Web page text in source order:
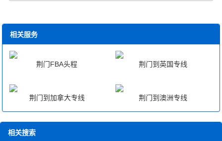
相关服务
荆门FBA头程 荆门到英国专线
荆门到加拿大专线 荆门到澳洲专线
相关搜索